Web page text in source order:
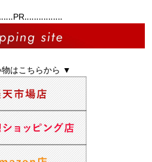
はこちらから ▼